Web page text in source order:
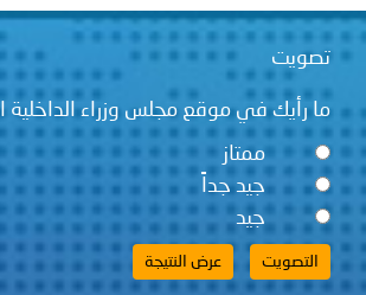
تصويت
ما رأيك في موقع مجلس وزراء الداخلية
ممتاز
جيد جداً
جيد